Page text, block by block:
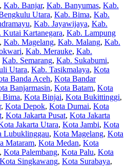
, Kab. Banjar, Kab. Banyumas, Kab.
Utara, Kab. Bima, Kab.
, Kab. Jayawijaya, Kab.
Kutai Kartanegara, Kab. Lampung
, Kab. Magelang, Kab. Malang, Kab.
, Kab. Merauke, Kab.
Kab. Semarang, Kab. Sukabumi,
Utara, Kab. Tasikmalaya, Kota
Banda Aceh, Kota Bandar
Banjarmasin, Kota Batam, Kota
Bima, Kota Binjai, Kota Bukittinggi,
, Kota Depok, Kota Dumai, Kota
, Kota Jakarta Pusat, Kota Jakarta
Jakarta Utara, Kota Jambi, Kota
Lubuklinggau, Kota Magelang, Kota
Mataram, Kota Medan, Kota
, Kota Palembang, Kota Palu, Kota
Kota Singkawang, Kota Surabaya,